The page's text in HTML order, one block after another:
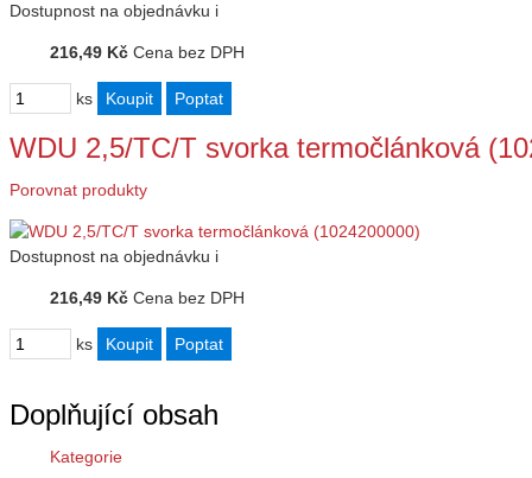
Dostupnost na objednávku i
216,49 Kč Cena bez DPH
ks
WDU 2,5/TC/T svorka termočlánková
Porovnat produkty
Dostupnost na objednávku i
216,49 Kč Cena bez DPH
ks
Doplňující obsah
Kategorie